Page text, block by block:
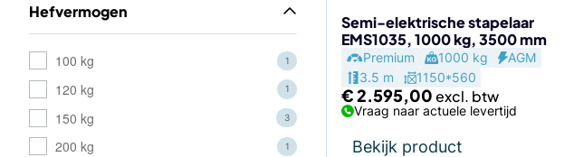
Hefvermogen
100 kg 1
120 kg 1
150 kg 3
200 kg 1
Semi-elektrische stapelaar
EMS1035, 1000 kg, 3500 mm
Premium 1000 kg
AGM
3.5 m
1150*560
€2.595,00
Vraag naar actuele levertijd
Bekijk product